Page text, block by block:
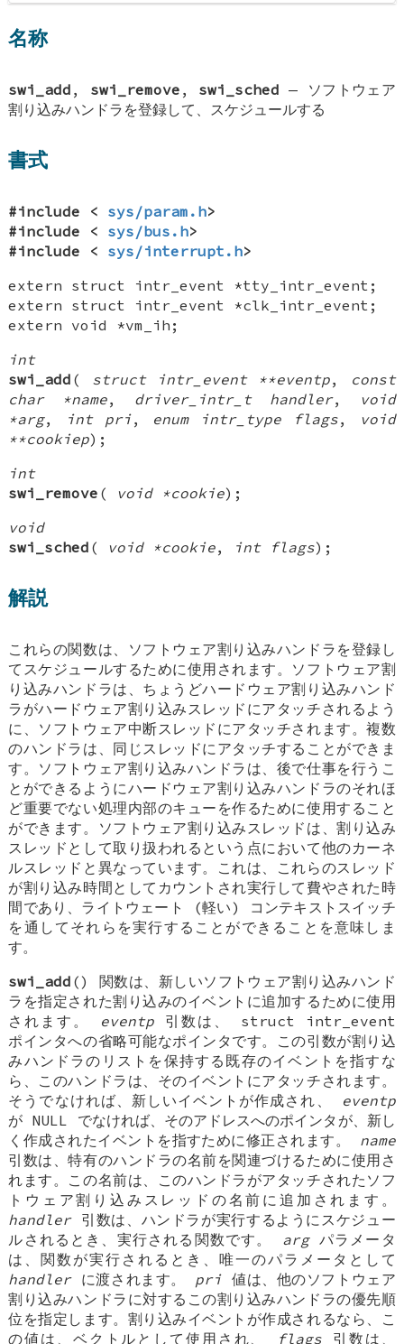
名称
swi_add , swi_remove , swi_sched —
ソフトウェア
割り込みハンドラを登録して、スケジュールする
書式
#include < sys/param.h>
#include < sys/bus.h>
#include < sys/interrupt.h>
extern struct intr_event *tty_intr_event ;
extern struct intr_event *clk_intr_event ;
extern void *vm_ih ;
int
swi_add ( struct intr_event **eventp,
const
char *name, driver_intr_t handler,
void
*arg, int pri, enum intr_type flags,
void
**cookiep);
int
swi_remove ( void *cookie);
void
swi_sched ( void *cookie, int flags);
解説
これらの関数は、ソフトウェア割り込みハンドラを登録し
てスケジュールするために使用されます。ソフトウェア割
り込みハンドラは、ちょうどハードウェア割り込みハンド
ラがハードウェア割り込みスレッドにアタッチされるよう
に、ソフトウェア中断スレッドにアタッチされます。複数
のハンドラは、同じスレッドにアタッチすることができま
す。ソフトウェア割り込みハンドラは、後で仕事を行うこ
とができるようにハードウェア割り込みハンドラのそれほ
ど重要でない処理内部のキューを作るために使用すること
ができます。ソフトウェア割り込みスレッドは、割り込み
スレッドとして取り扱われるという点において他のカーネ
ルスレッドと異なっています。これは、これらのスレッド
が割り込み時間としてカウントされ実行して費やされた時
間であり、ライトウェート (軽い) コンテキストスイッチ
を通してそれらを実行することができることを意味しま
す。
swi_add () 関数は、新しいソフトウェア割り込みハンド
ラを指定された割り込みのイベントに追加するために使用
されます。 eventp 引数は、 struct intr_event
ポインタへの省略可能なポインタです。この引数が割り込
みハンドラのリストを保持する既存のイベントを指すな
ら、このハンドラは、そのイベントにアタッチされます。
そうでなければ、新しいイベントが作成され、
eventp
が NULL
でなければ、そのアドレスへのポインタが、新し
く作成されたイベントを指すために修正されます。 name
引数は、特有のハンドラの名前を関連づけるために使用さ
れます。この名前は、このハンドラがアタッチされたソフ
トウェア割り込みスレッドの名前に追加されます。
handler引数は、ハンドラが実行するようにスケジュー
ルされるとき、実行される関数です。 argパラメータ
は、関数が実行されるとき、唯一のパラメータとして
handlerに渡されます。 pri 値は、他のソフトウェア
割り込みハンドラに対するこの割り込みハンドラの優先順
位を指定します。割り込みイベントが作成されるなら、こ
の値は、ベクトルとして使用され、
flags 引数は、